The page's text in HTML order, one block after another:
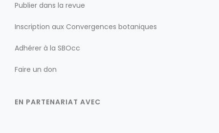
Publier dans la revue
Inscription aux Convergences botaniques
Adhérer à la SBOcc
Faire un don
EN PARTENARIAT AVEC